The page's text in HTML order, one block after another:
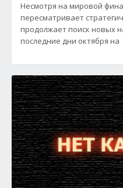
Несмотря на мировой
пересматривает
продолжает поиск новых
последние дни октября на